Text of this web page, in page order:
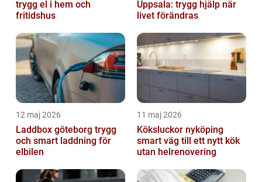
trygg el i hem och
fritidshus
Uppsala: trygg hjälp när
livet förändras
12 maj 2026
Laddbox göteborg trygg
och smart laddning för
elbilen
11 maj 2026
Köksluckor nyköping
smart väg till ett nytt kök
utan helrenovering